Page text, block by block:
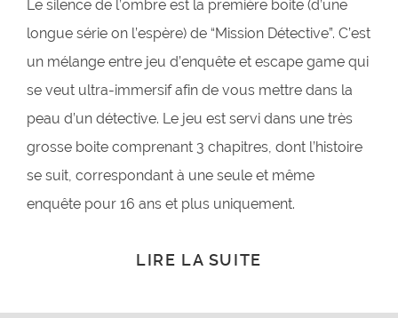
Le silence de l’ombre est la première boite (d’une
longue série on l’espère) de “Mission Détective”. C’est
un mélange entre jeu d’enquête et escape game qui
se veut ultra-immersif afin de vous mettre dans la
peau d’un détective. Le jeu est servi dans une très
grosse boite comprenant 3 chapitres, dont l’histoire
se suit, correspondant à une seule et même
enquête pour 16 ans et plus uniquement.
LIRE LA SUITE